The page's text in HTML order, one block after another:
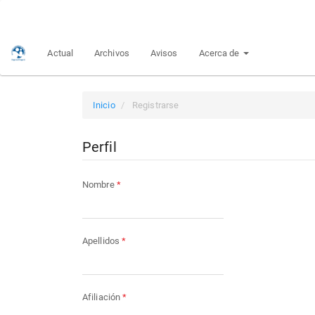
principalActual Archivos Avisos Acerca de
Inicio Registrarse
Perfil
Nombre *Obligatorio
Apellidos *Obligatorio
Afiliación*Obligatorio